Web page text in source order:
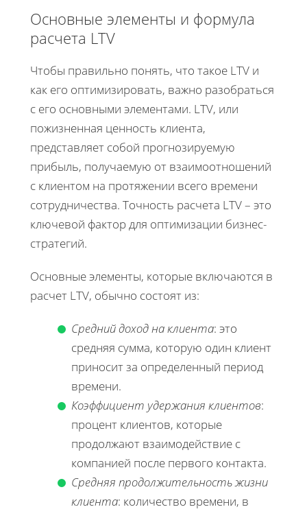
Основные элементы и формула
расчета LTV
Чтобы правильно понять, что такое LTV и
как его оптимизировать, важно разобраться
с его основными элементами. LTV, или
пожизненная ценность клиента,
представляет собой прогнозируемую
прибыль, получаемую от взаимоотношений
с клиентом на протяжении всего времени
сотрудничества. Точность расчета LTV – это
ключевой фактор для оптимизации бизнес-
стратегий.
Основные элементы, которые включаются в
расчет LTV, обычно состоят из:
Средний доход на клиента: это
средняя сумма, которую один клиент
приносит за определенный период
времени.
Коэффициент удержания клиентов:
процент клиентов, которые
продолжают взаимодействие с
компанией после первого контакта.
Средняя продолжительность жизни
клиента: количество времени, в